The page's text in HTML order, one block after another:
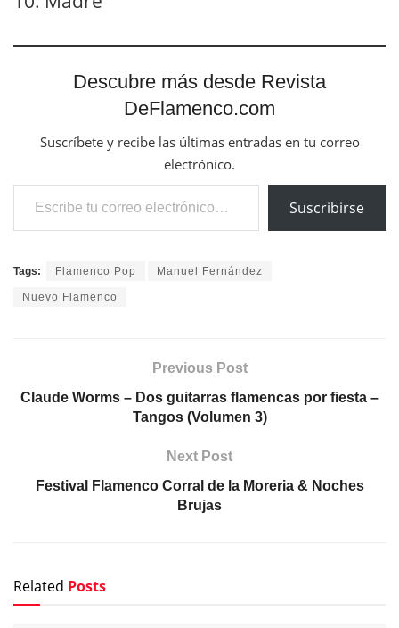
Descubre más desde Revista
DeFlamenco.com
Suscríbete y recibe las últimas entradas en tu correo
electrónico.
Escribe tu correo electrónico…
Suscribirse
Tags: Flamenco Pop Manuel Fernández
Nuevo Flamenco
Previous Post
Claude Worms – Dos guitarras flamencas por fiesta –
Tangos (Volumen 3)
Next Post
Festival Flamenco Corral de la Moreria & Noches
Brujas
Related Posts